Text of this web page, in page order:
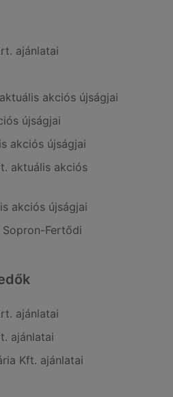
ajánlatai
akciós újságjai
újságjai
akciós újságjai
aktuális akciós
akciós újságjai
Sopron-Fertődi
ajánlatai
ajánlatai
Kft. ajánlatai